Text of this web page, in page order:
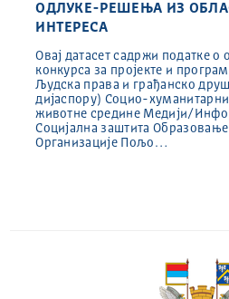
ОДЛУКЕ-РЕШЕЊА ИЗ
ИНТЕРЕСА
Овај датасет садржи податке
конкурса за пројекте и
Људска права и грађанско
дијаспору) Социо-
животне средине Медији/
Социјална заштита
Организације Пољо…